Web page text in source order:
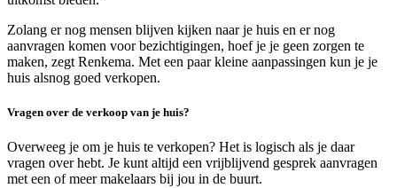
Zolang er nog mensen blijven kijken naar je huis en er nog
aanvragen komen voor bezichtigingen, hoef je je geen zorgen te
maken, zegt Renkema. Met een paar kleine aanpassingen kun je je
huis alsnog goed verkopen.
Vragen over de verkoop van je huis?
Overweeg je om je huis te verkopen? Het is logisch als je daar
vragen over hebt. Je kunt altijd een vrijblijvend gesprek aanvragen
met een of meer makelaars bij jou in de buurt.